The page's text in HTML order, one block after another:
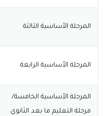
المرحلة الأساسية الثالثة
المرحلة الأساسية الرابعة
المرحلة الأساسية الخامسة/
مرحلة التعليم ما بعد الثانوي